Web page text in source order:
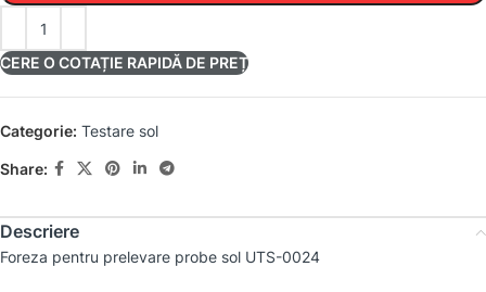
CERE O COTAȚIE RAPIDĂ DE PREȚ
Categorie: Testare sol
Share:
Descriere
Foreza pentru prelevare probe sol UTS-0024